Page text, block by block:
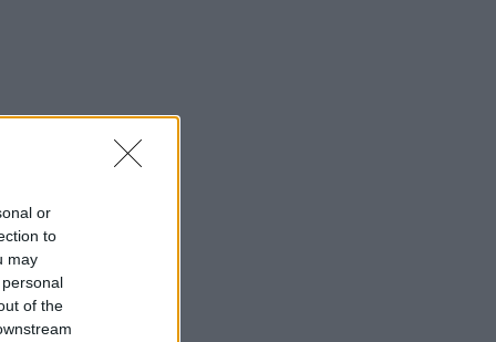
or
to
may
of the